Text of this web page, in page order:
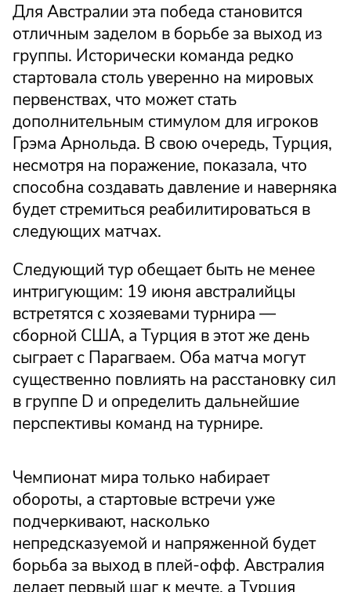
Для Австралии эта победа становится
отличным заделом в борьбе за выход из
группы. Исторически команда редко
стартовала столь уверенно на мировых
первенствах, что может стать
дополнительным стимулом для игроков
Грэма Арнольда. В свою очередь, Турция,
несмотря на поражение, показала, что
способна создавать давление и наверняка
будет стремиться реабилитироваться в
следующих матчах.
Следующий тур обещает быть не менее
интригующим: 19 июня австралийцы
встретятся с хозяевами турнира —
сборной США, а Турция в этот же день
сыграет с Парагваем. Оба матча могут
существенно повлиять на расстановку сил
в группе D и определить дальнейшие
перспективы команд на турнире.
Чемпионат мира только набирает
обороты, а стартовые встречи уже
подчеркивают, насколько
непредсказуемой и напряженной будет
борьба за выход в плей-офф. Австралия